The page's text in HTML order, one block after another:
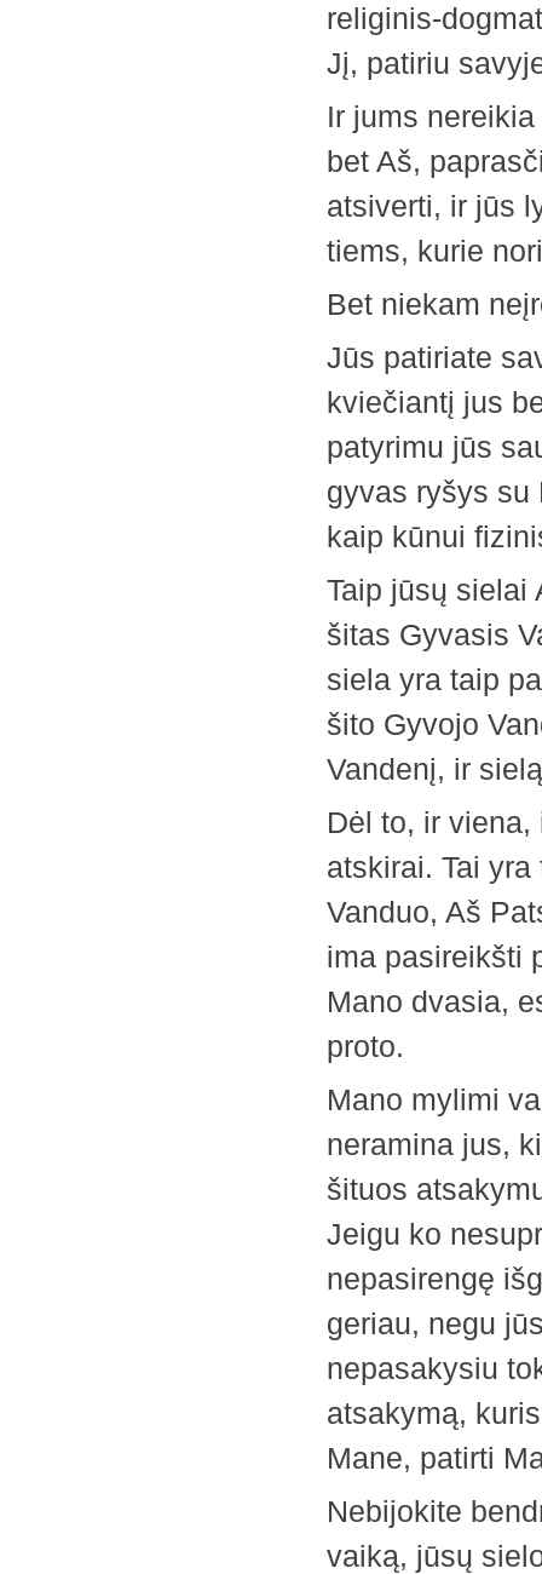
religinis-
Jį, patiriu
Ir jums
bet Aš,
atsiverti, ir jūs
tiems, kurie
Bet niekam
Jūs patiriate
kviečiantį jus
patyrimu jūs
gyvas ryšys su
kaip kūnui
Taip jūsų sielai
šitas Gyvasis
siela yra taip
šito Gyvojo
Vandenį, ir
Dėl to, ir
atskirai. Tai
Vanduo, Aš
ima pasireikšti
Mano dvasia,
proto.
Mano mylimi
neramina jus,
šituos
Jeigu ko
nepasirengę
geriau, negu
nepasakysiu
atsakymą,
Mane, patirti
Nebijokite
vaiką, jūsų